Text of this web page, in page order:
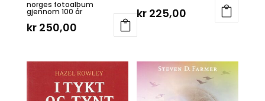
norges fotoalbum
gjennom 100 år
kr250,00
kr 225,00